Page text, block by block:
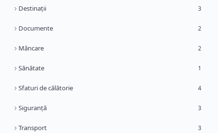
Destinații 3
Documente 2
Mâncare 2
Sănătate 1
Sfaturi de călătorie 4
Siguranță 3
Transport 3